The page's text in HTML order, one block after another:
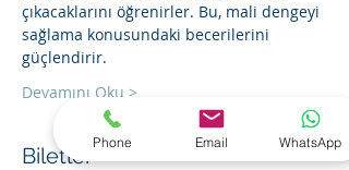
çıkacaklarını öğrenirler. Bu, mali dengeyi
sağlama konusundaki becerilerini
güçlendirir.
Devamını Oku >
Biletler
Phone Email WhatsApp